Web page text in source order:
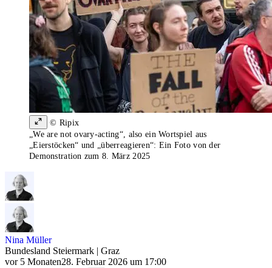
© Ripix
„We are not ovary-acting“, also ein Wortspiel aus
„Eierstöcken“ und „überreagieren“: Ein Foto von der
Demonstration zum 8. März 2025
Nina Müller
Bundesland Steiermark | Graz
vor 5 Monaten28. Februar 2026 um 17:00